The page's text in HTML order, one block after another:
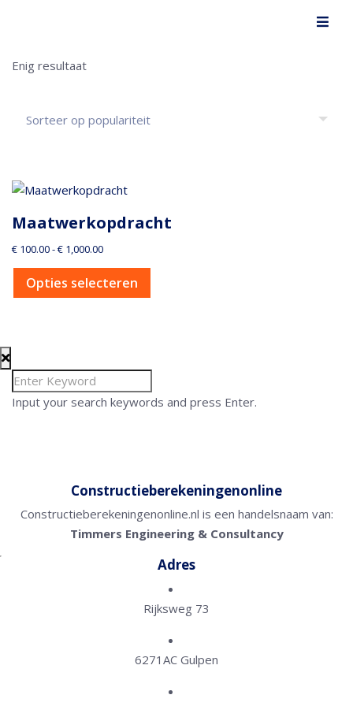
Enig resultaat
Maatwerkopdracht
€ 100.00-€ 1,000.00
Opties selecteren
Input your search keywords and press Enter.
Constructieberekeningenonline
Constructieberekeningenonline.nl is een handelsnaam van:
Timmers Engineering & Consultancy
Adres
Rijksweg 73
6271AC Gulpen